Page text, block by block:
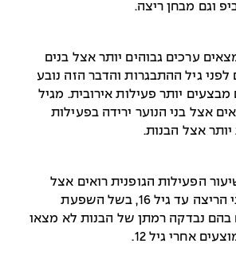
ריצה.
גבוהים יותר אצל בנים
ההתבגרות והדבר הזה נובע
יותר פעילות אירובית. מגיל
בני הנוער ירידה בפעילות
הבנות.
הגופנית רואים אצל
הבנים עלייה במבחני הריצה עד גיל 16, בשל השפעת
רמתן של הבנות לא מצאו
גיל 12.